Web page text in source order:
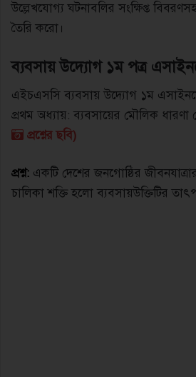
উল্লেখযােগ্য ঘটনাবলির সংক্ষিপ্ত
তৈরি করাে।
ব্যবসায় উদ্যোগ ১ম পত্র
এইচএসসি ব্যবসায় উদ্যোগ ১ম
প্রথম অধ্যায়: ব্যবসায়ের মৌলিক ধারণা
প্রশ্নের ছবি)
প্রশ্ন: একটি দেশের জনগােষ্ঠির
চালিকা শক্তি হলো ব্যবসায়উক্তিটির